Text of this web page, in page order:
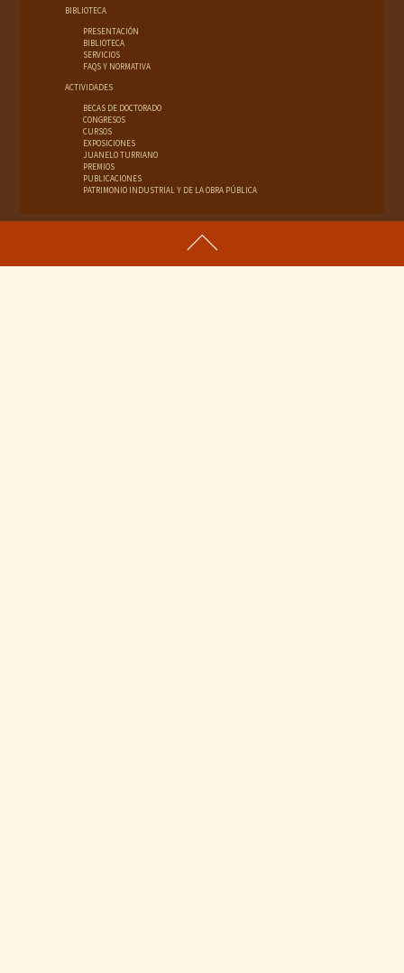
BIBLIOTECA
PRESENTACIÓN
BIBLIOTECA
SERVICIOS
FAQS Y NORMATIVA
ACTIVIDADES
BECAS DE DOCTORADO
CONGRESOS
CURSOS
EXPOSICIONES
JUANELO TURRIANO
PREMIOS
PUBLICACIONES
PATRIMONIO INDUSTRIAL Y DE LA OBRA PÚBLICA